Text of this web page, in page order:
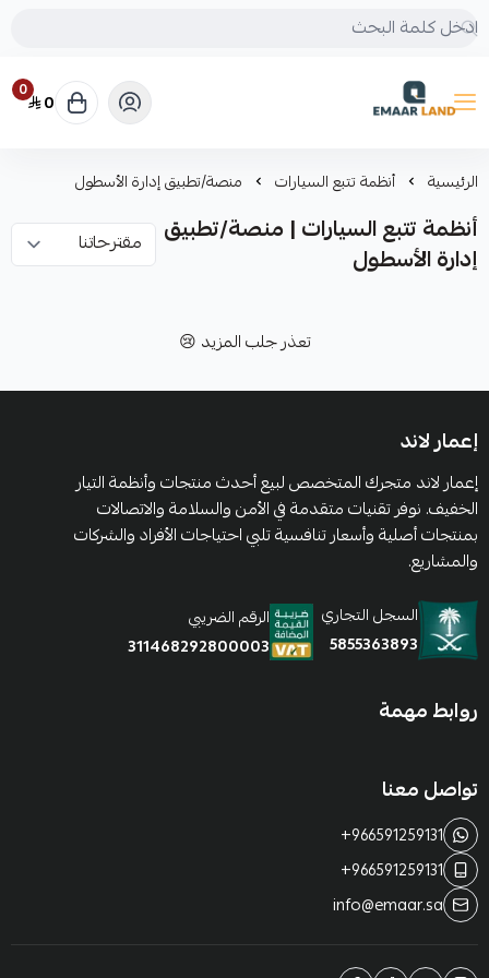
إعمار لاند
0 0
الرئيسية أنظمة تتبع السيارات منصة/تطبيق إدارة الأسطول
أنظمة تتبع السيارات | منصة/تطبيق
إدارة الأسطول
تعذر جلب المزيد 😢
إعمار لاند
إعمار لاند متجرك المتخصص لبيع أحدث منتجات وأنظمة التيار
الخفيف. نوفر تقنيات متقدمة في الأمن والسلامة والاتصالات
بمنتجات أصلية وأسعار تنافسية تلبي احتياجات الأفراد والشركات
والمشاريع.
السجل التجاري
5855363893
الرقم الضريبي
311468292800003
روابط مهمة
تواصل معنا
+966591259131
+966591259131
info@emaar.sa